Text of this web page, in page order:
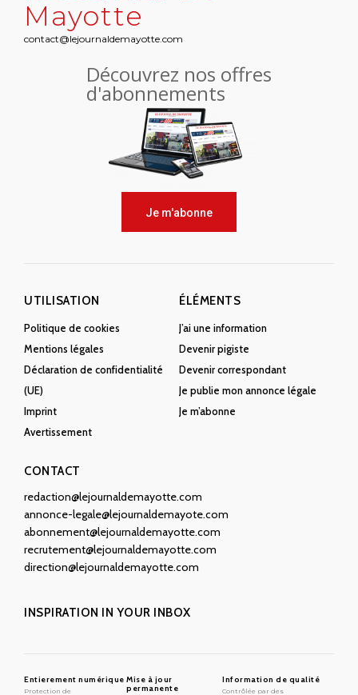
Mayotte
contact@lejournaldemayotte.com
Découvrez nos offres
d'abonnements
Je m'abonne
UTILISATION
Politique de cookies
Mentions légales
Déclaration de confidentialité
(UE)
Imprint
Avertissement
ÉLÉMENTS
J’ai une information
Devenir pigiste
Devenir correspondant
Je publie mon annonce légale
Je m’abonne
CONTACT
redaction@lejournaldemayotte.com
annonce-legale@lejournaldemayote.com
abonnement@lejournaldemayotte.com
recrutement@lejournaldemayotte.com
direction@lejournaldemayotte.com
INSPIRATION IN YOUR INBOX
Entierement numérique
Protection de
Mise à jour
permanente
Information de qualité
Contrôlée par des